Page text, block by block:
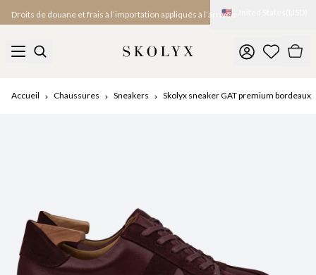
Droits de douane et frais à l’importation appliqués à l’arrivée
🇺🇸
Accueil Chaussures Sneakers Skolyx sneaker GAT premium bordeaux